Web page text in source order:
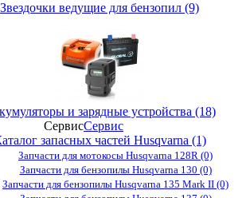
Звездочки ведущие для бензопил (9)
и зарядные устройства (18)
СервисСервис
запасных частей Husqvarna (1)
Запчасти для мотокосы Husqvarna 128R (0)
Запчасти для бензопилы Husqvarna 130 (0)
Запчасти для бензопилы Husqvarna 135 Mark II (0)